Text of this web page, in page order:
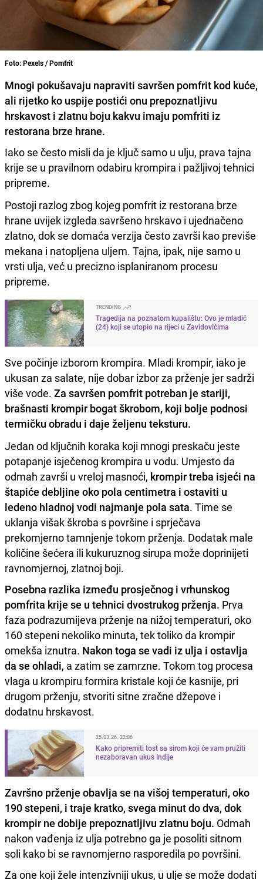
Foto: Pexels / Pomfrit
Mnogi pokušavaju napraviti savršen pomfrit kod kuće,
ali rijetko ko uspije postići onu prepoznatljivu
hrskavost i zlatnu boju kakvu imaju pomfriti iz
restorana brze hrane.
Iako se često misli da je ključ samo u ulju, prava tajna
krije se u pravilnom odabiru krompira i pažljivoj tehnici
pripreme.
Postoji razlog zbog kojeg pomfrit iz restorana brze
hrane uvijek izgleda savršeno hrskavo i ujednačeno
zlatno, dok se domaća verzija često završi kao previše
mekana i natopljena uljem. Tajna, ipak, nije samo u
vrsti ulja, već u precizno isplaniranom procesu
pripreme.
TRENDING
Tragedija na poznatom kupalištu: Ovo je mladić
(24) koji se utopio na rijeci u Zavidovićima
Sve počinje izborom krompira. Mladi krompir, iako je
ukusan za salate, nije dobar izbor za prženje jer sadrži
više vode. Za savršen pomfrit potreban je stariji,
brašnasti krompir bogat škrobom, koji bolje podnosi
termičku obradu i daje željenu teksturu.
Jedan od ključnih koraka koji mnogi preskaču jeste
potapanje isječenog krompira u vodu. Umjesto da
odmah završi u vreloj masnoći, krompir treba isjeći na
štapiće debljine oko pola centimetra i ostaviti u
ledeno hladnoj vodi najmanje pola sata. Time se
uklanja višak škroba s površine i sprječava
prekomjerno tamnjenje tokom prženja. Dodatak male
količine šećera ili kukuruznog sirupa može doprinijeti
ravnomjernoj, zlatnoj boji.
Posebna razlika između prosječnog i vrhunskog
pomfrita krije se u tehnici dvostrukog prženja. Prva
faza podrazumijeva prženje na nižoj temperaturi, oko
160 stepeni nekoliko minuta, tek toliko da krompir
omekša iznutra. Nakon toga se vadi iz ulja i ostavlja
da se ohladi, a zatim se zamrzne. Tokom tog procesa
vlaga u krompiru formira kristale koji će kasnije, pri
drugom prženju, stvoriti sitne zračne džepove i
dodatnu hrskavost.
25.03.26. 22:06
Kako pripremiti tost sa sirom koji će vam pružiti
nezaboravan ukus Indije
Završno prženje obavlja se na višoj temperaturi, oko
190 stepeni, i traje kratko, svega minut do dva, dok
krompir ne dobije prepoznatljivu zlatnu boju. Odmah
nakon vađenja iz ulja potrebno ga je posoliti sitnom
soli kako bi se ravnomjerno rasporedila po površini.
Za one koji žele intenzivniji ukus, u ulje se može dodati